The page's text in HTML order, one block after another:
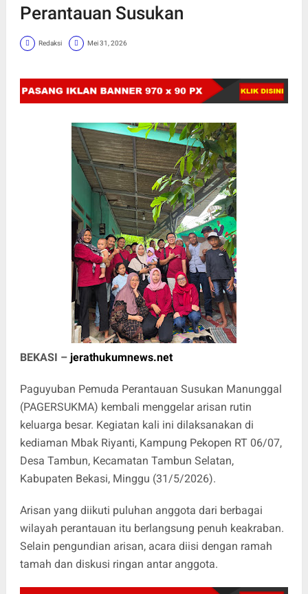
Perantauan Susukan
Redaksi Mei 31, 2026
BEKASI – jerathukumnews.net
Paguyuban Pemuda Perantauan Susukan Manunggal
(PAGERSUKMA) kembali menggelar arisan rutin
keluarga besar. Kegiatan kali ini dilaksanakan di
kediaman Mbak Riyanti, Kampung Pekopen RT 06/07,
Desa Tambun, Kecamatan Tambun Selatan,
Kabupaten Bekasi, Minggu (31/5/2026).
Arisan yang diikuti puluhan anggota dari berbagai
wilayah perantauan itu berlangsung penuh keakraban.
Selain pengundian arisan, acara diisi dengan ramah
tamah dan diskusi ringan antar anggota.